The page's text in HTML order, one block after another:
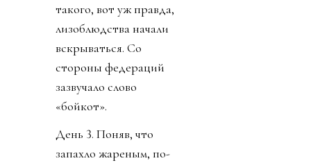
такого, вот уж правда,
лизоблюдства начали
вскрываться. Со
стороны федераций
зазвучало слово
«бойкот».
День 3. Поняв, что
запахло жареным, по-